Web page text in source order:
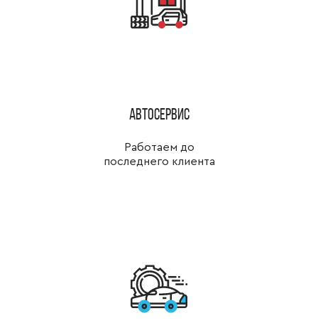
Автосервис
Работаем до
последнего клиента